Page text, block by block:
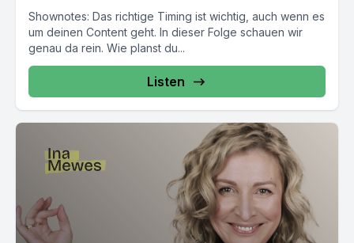
Shownotes: Das richtige Timing ist wichtig, auch wenn es
um deinen Content geht. In dieser Folge schauen wir
genau da rein. Wie planst du...
Listen